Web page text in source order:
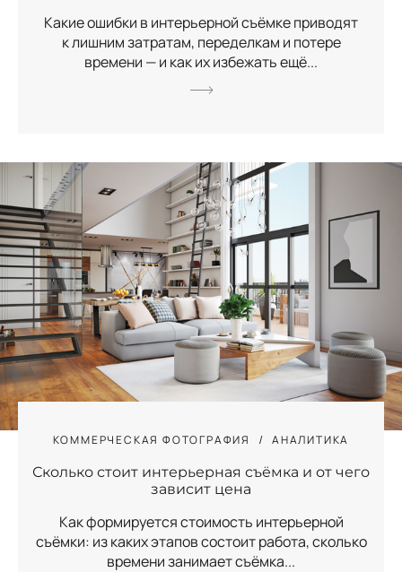
Какие ошибки в интерьерной съёмке приводят
к лишним затратам, переделкам и потере
времени — и как их избежать ещё...
КОММЕРЧЕСКАЯ ФОТОГРАФИЯ АНАЛИТИКА
Сколько стоит интерьерная съёмка и от чего
зависит цена
Как формируется стоимость интерьерной
съёмки: из каких этапов состоит работа, сколько
времени занимает съёмка...